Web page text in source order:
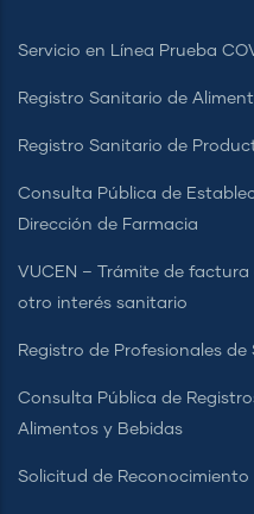
Servicio en Línea Prueba
Registro Sanitario de
Registro Sanitario de
Consulta Pública de
Dirección de Farmacia
VUCEN – Trámite de
otro interés sanitario
Registro de Profesionales de
Consulta Pública de
Alimentos y Bebidas
Solicitud de